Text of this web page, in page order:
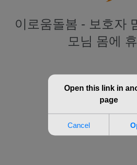
이로움돌봄 - 보호자
모님 몸에